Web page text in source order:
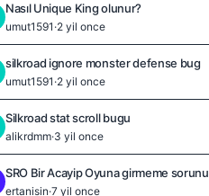
Nasıl Unique King olunur?
umut1591 ·2 yil once
silkroad ignore monster defense bug
umut1591 ·2 yil once
Silkroad stat scroll bugu
alikrdmm·3 yil once
SRO Bir Acayip Oyuna girmeme sorunu
ertanisin·7 yil once